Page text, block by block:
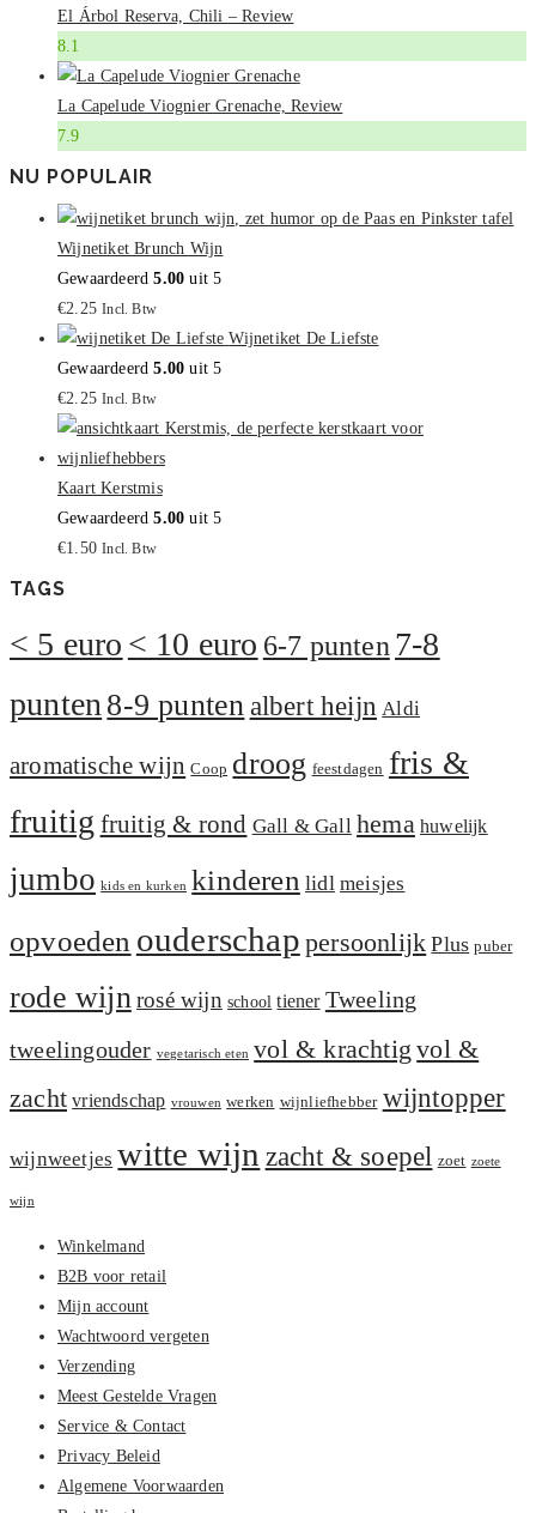
El Árbol Reserva, Chili – Review
8.1
La Capelude Viognier Grenache, Review
7.9
NU POPULAIR
Wijnetiket Brunch Wijn
Gewaardeerd5.00 uit 5
€2.25 Incl. Btw
Wijnetiket De Liefste
Gewaardeerd5.00 uit 5
€2.25 Incl. Btw
Kaart Kerstmis
Gewaardeerd5.00 uit 5
€1.50 Incl. Btw
TAGS
< 5 euro < 10 euro 6-7 punten7-8
punten8-9 puntenalbert heijn Aldi
aromatische wijn Coop droog feestdagen fris &
fruitig fruitig & rond Gall & Gall hema huwelijk
jumbo kids en kurken kinderen lidl meisjes
opvoeden ouderschap persoonlijk Plus puber
rode wijn rosé wijn school tiener Tweeling
tweelingouder vegetarisch eten vol & krachtig vol &
zacht vriendschap vrouwen werken wijnliefhebber wijntopper
wijnweetjes witte wijn zacht & soepel zoet zoete
wijn
Winkelmand
B2B voor retail
Mijn account
Wachtwoord vergeten
Verzending
Meest Gestelde Vragen
Service & Contact
Privacy Beleid
Algemene Voorwaarden